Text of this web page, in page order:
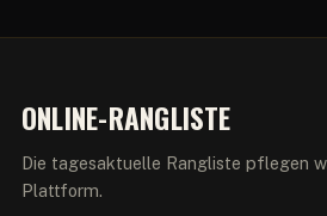
ONLINE-RANGLISTE
Die tagesaktuelle Rangliste pflegen
Plattform.